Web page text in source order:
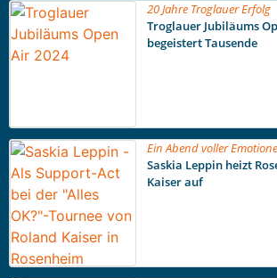
20 Jahre Troglauer Erfolg
Troglauer Jubiläums
begeistert Tausende
Ein Abend voller
Saskia Leppin heizt
Kaiser auf